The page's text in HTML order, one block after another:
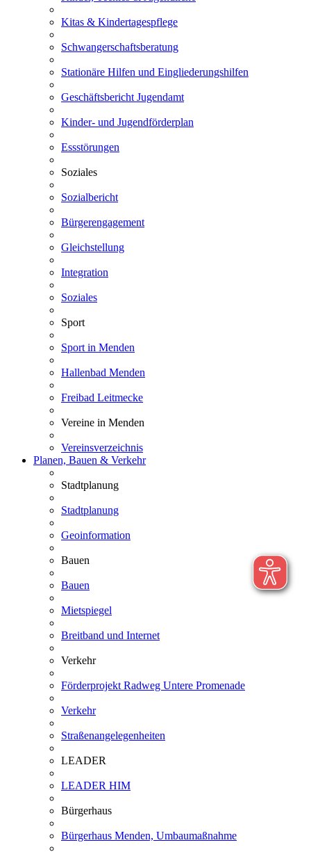
Kitas & Kindertagespflege
Schwangerschaftsberatung
Stationäre Hilfen und Eingliederungshilfen
Geschäftsbericht Jugendamt
Kinder- und Jugendförderplan
Essstörungen
Soziales
Sozialbericht
Bürgerengagement
Gleichstellung
Integration
Soziales
Sport
Sport in Menden
Hallenbad Menden
Freibad Leitmecke
Vereine in Menden
Vereinsverzeichnis
Planen, Bauen & Verkehr
Stadtplanung
Stadtplanung
Geoinformation
Bauen
Bauen
Mietspiegel
Breitband und Internet
Verkehr
Förderprojekt Radweg Untere Promenade
Verkehr
Straßenangelegenheiten
LEADER
LEADER HIM
Bürgerhaus
Bürgerhaus Menden, Umbaumaßnahme